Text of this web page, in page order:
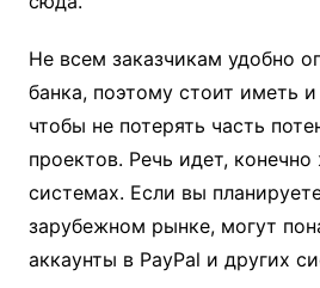
Не всем заказчикам удобно
банка, поэтому стоит иметь
чтобы не потерять часть
проектов. Речь идет,
системах. Если вы
зарубежном рынке, могут
аккаунты в PayPal и других